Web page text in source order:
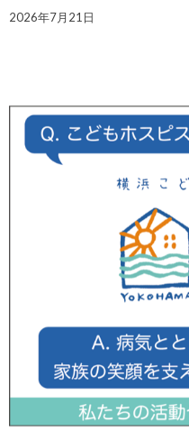
2026年7月21日